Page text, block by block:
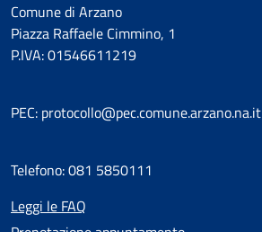
Comune di Arzano
Piazza Raffaele Cimmino, 1
P.IVA: 01546611219
PEC: protocollo@pec.comune.arzano.na.it
Telefono: 081 5850111
Leggi le FAQ